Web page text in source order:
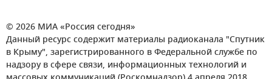
© 2026 МИА «Россия сегодня»
Данный ресурс содержит материалы радиоканала "Спутник
в Крыму", зарегистрированного в Федеральной службе по
надзору в сфере связи, информационных технологий и